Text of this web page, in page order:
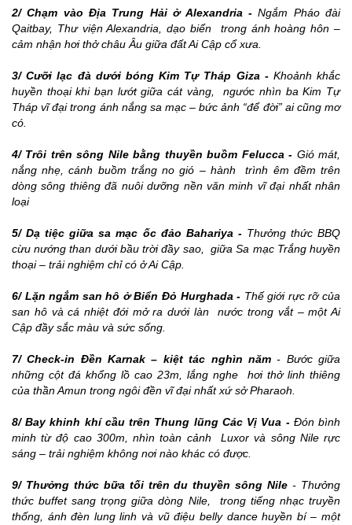
2/ Chạm vào Địa Trung Hải ở Alexandria -Ngắm Pháo đài
Qaitbay, Thư viện Alexandria, dạo biển trong ánh hoàng hôn –
cảm nhận hơi thở châu Âu giữa đất Ai Cập cổ xưa.
3/ Cưỡi lạc đà dưới bóng Kim Tự Tháp Giza - Khoảnh khắc
huyền thoại khi bạn lướt giữa cát vàng, ngước nhìn ba Kim Tự
Tháp vĩ đại trong ánh nắng sa mạc – bức ảnh “để đời” ai cũng mơ
có.
4/ Trôi trên sông Nile bằng thuyền buồm Felucca - Gió mát,
nắng nhẹ, cánh buồm trắng no gió – hành trình êm đềm trên
dòng sông thiêng đã nuôi dưỡng nền văn minh vĩ đại nhất nhân
loại
5/ Dạ tiệc giữa sa mạc ốc đảo Bahariya - Thưởng thức BBQ
cừu nướng than dưới bầu trời đầy sao, giữa Sa mạc Trắng huyền
thoại – trải nghiệm chỉ có ở Ai Cập.
6/ Lặn ngắm san hô ở Biển Đỏ Hurghada - Thế giới rực rỡ của
san hô và cá nhiệt đới mở ra dưới làn nước trong vắt – một Ai
Cập đầy sắc màu và sức sống.
7/ Check-in Đền Karnak – kiệt tác nghìn năm- Bước giữa
những cột đá khổng lồ cao 23m, lắng nghe hơi thở linh thiêng
của thần Amun trong ngôi đền vĩ đại nhất xứ sở Pharaoh.
8/ Bay khinh khí cầu trên Thung lũng Các Vị Vua - Đón bình
minh từ độ cao 300m, nhìn toàn cảnh Luxor và sông Nile rực
sáng – trải nghiệm không nơi nào khác có được.
9/ Thưởng thức bữa tối trên du thuyền sông Nile- Thưởng
thức buffet sang trọng giữa dòng Nile, trong tiếng nhạc truyền
thống, ánh đèn lung linh và vũ điệu belly dance huyền bí – một